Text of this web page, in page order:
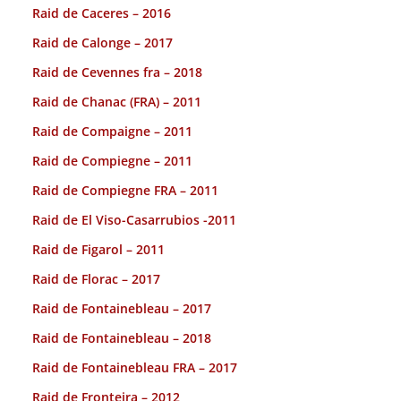
Raid de Caceres – 2016
Raid de Calonge – 2017
Raid de Cevennes fra – 2018
Raid de Chanac (FRA) – 2011
Raid de Compaigne – 2011
Raid de Compiegne – 2011
Raid de Compiegne FRA – 2011
Raid de El Viso-Casarrubios -2011
Raid de Figarol – 2011
Raid de Florac – 2017
Raid de Fontainebleau – 2017
Raid de Fontainebleau – 2018
Raid de Fontainebleau FRA – 2017
Raid de Fronteira – 2012